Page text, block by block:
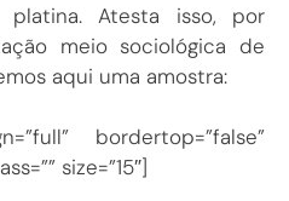
Atesta isso, por
meio sociológica de
aqui uma amostra:
bordertop=”false”
size=”15″]